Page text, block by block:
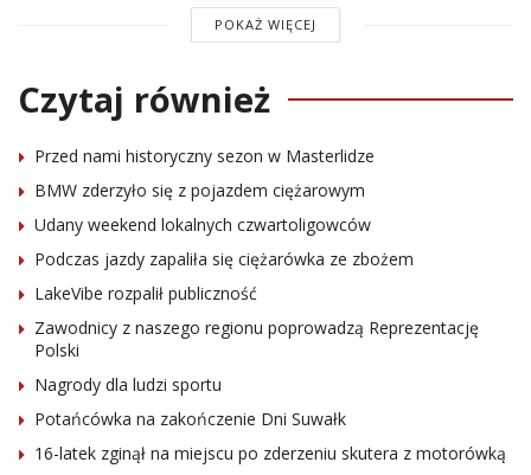
POKAŻ WIĘCEJ
Czytaj również
Przed nami historyczny sezon w Masterlidze
BMW zderzyło się z pojazdem ciężarowym
Udany weekend lokalnych czwartoligowców
Podczas jazdy zapaliła się ciężarówka ze zbożem
LakeVibe rozpalił publiczność
Zawodnicy z naszego regionu poprowadzą Reprezentację
Polski
Nagrody dla ludzi sportu
Potańcówka na zakończenie Dni Suwałk
16-latek zginął na miejscu po zderzeniu skutera z motorówką